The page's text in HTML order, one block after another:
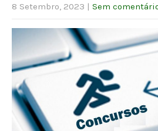
8 Setembro, 2023 | Sem